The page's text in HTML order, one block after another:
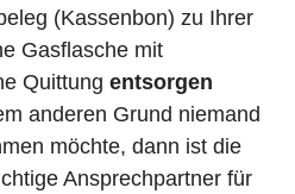
(Kassenbon) zu Ihrer
Gasflasche mit
Quittung entsorgen
anderen Grund niemand
möchte, dann ist die
Ansprechpartner für